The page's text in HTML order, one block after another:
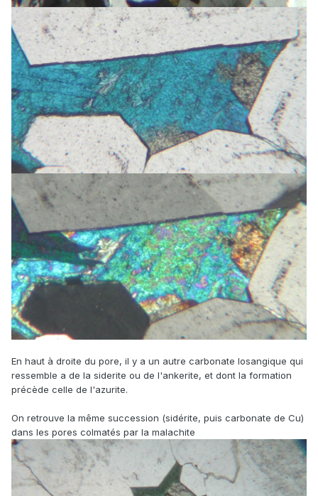
En haut à droite du pore, il y a un autre carbonate losangique qui
ressemble a de la siderite ou de l'ankerite, et dont la formation
précède celle de l'azurite.
On retrouve la même succession (sidérite, puis carbonate de Cu)
dans les pores colmatés par la malachite